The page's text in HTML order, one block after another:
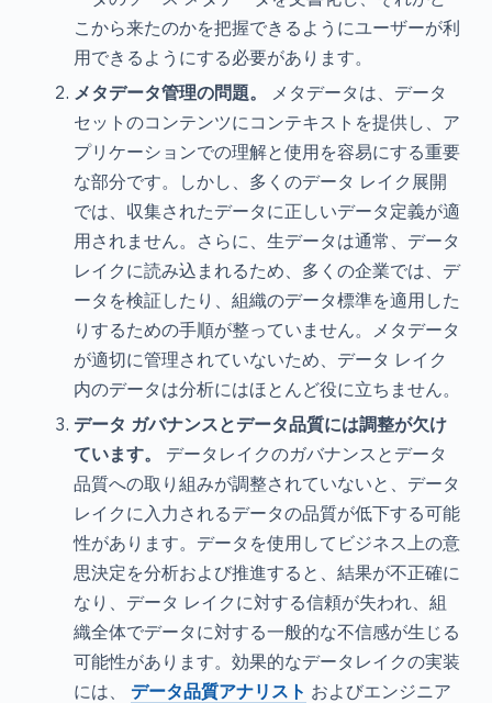
こから来たのかを把握できるようにユーザーが利
用できるようにする必要があります。
メタデータ管理の問題。
メタデータは、データ
セットのコンテンツにコンテキストを提供し、ア
プリケーションでの理解と使用を容易にする重要
な部分です。しかし、多くのデータ レイク展開
では、収集されたデータに正しいデータ定義が適
用されません。さらに、生データは通常、データ
レイクに読み込まれるため、多くの企業では、デ
ータを検証したり、組織のデータ標準を適用した
りするための手順が整っていません。メタデータ
が適切に管理されていないため、データ レイク
内のデータは分析にはほとんど役に立ちません。
データ ガバナンスとデータ品質には調整が欠け
ています。
データレイクのガバナンスとデータ
品質への取り組みが調整されていないと、データ
レイクに入力されるデータの品質が低下する可能
性があります。データを使用してビジネス上の意
思決定を分析および推進すると、結果が不正確に
なり、データ レイクに対する信頼が失われ、組
織全体でデータに対する一般的な不信感が生じる
可能性があります。効果的なデータレイクの実装
には、 データ品質アナリスト およびエンジニア